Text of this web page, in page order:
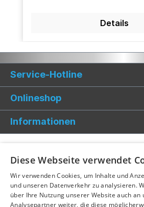
Details
Service-Hotline
Onlineshop
Informationen
Diese Webseite verwendet
Wir verwenden Cookies, um Inhalte und
und unseren Datenverkehr zu analysieren.
über Ihre Nutzung unserer Website auch an
Analysepartner weiter, die diese